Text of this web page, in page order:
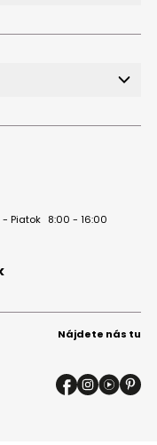
- Piatok 8:00 - 16:00
Nájdete nás tu